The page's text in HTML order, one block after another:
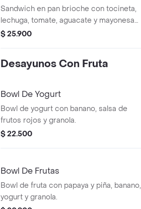
Sandwich en pan brioche con tocineta,
lechuga, tomate, aguacate y mayonesa
picante.
$ 25.900
Desayunos Con Fruta
Bowl De Yogurt
Bowl de yogurt con banano, salsa de
frutos rojos y granola.
$ 22.500
Bowl De Frutas
Bowl de fruta con papaya y piña, banano,
yogurt y granola.